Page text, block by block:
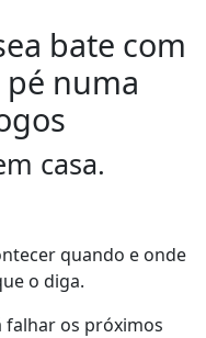
bate com
numa
casa.
quando e onde
o diga.
falhar os próximos